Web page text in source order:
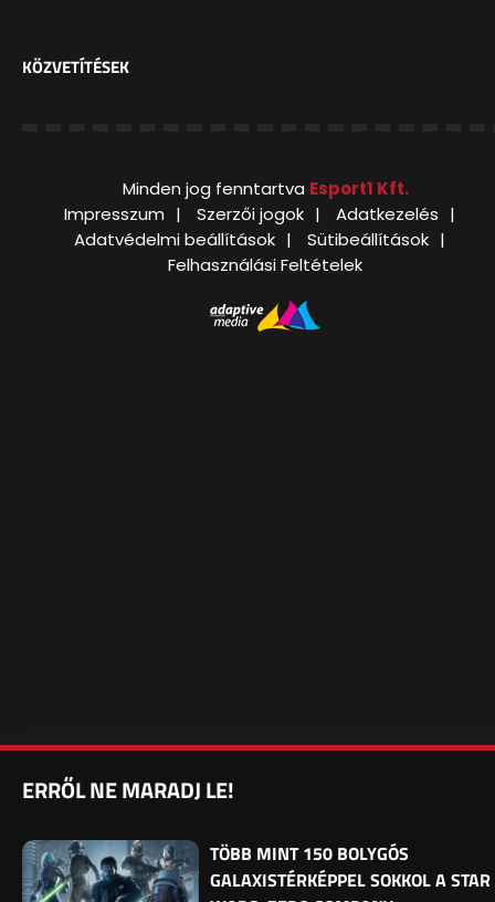
KÖZVETÍTÉSEK
Minden jog fenntartva Esport1 Kft.
Impresszum
Szerzői jogok
Adatkezelés
Adatvédelmi beállítások
Sütibeállítások
Felhasználási Feltételek
ERRŐL NE MARADJ LE!
TÖBB MINT 150 BOLYGÓS
GALAXISTÉRKÉPPEL SOKKOL A STAR